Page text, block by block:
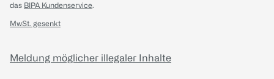
das BIPA Kundenservice.
MwSt. gesenkt
Meldung möglicher illegaler Inhalte